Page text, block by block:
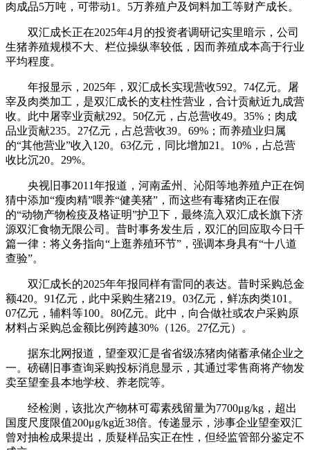
肉成品5万吨，可带动1。5万养殖户及饲料加工等财产成长。
双汇成长正在2025年4月的投资者调研记实里暗示，公司
生猪养殖规模不大、栏位操纵率较低，因而养殖成本高于行业
平均程度。
年报显示，2025年，双汇成长实现营收592。74亿元。屠
宰及肉类加工，是双汇成长的支柱性营业，合计贡献近九成营
收。此中屠宰业贡献292。50亿元，占总营收49。35%；肉成
品业贡献235。27亿元，占总营收39。69%；而养殖业归属
的“其他营业”收入120。63亿元，同比增加21。10%，占总营
收比沉20。29%。
央视旧事2011年报道，河南孟州、沁阳等地养殖户正在饲
猜中添加“瘦肉精”喂养“健美猪”，而这些有毒猪肉正在假
的“动物产物检疫及格证明”护卫下，最终流入双汇成长旗下济
源双汇食物无限公司。昔时事务发生后，双汇的回应取今日千
篇一律：将义务指向“上逛养殖环节”，强调本身具有“十八道
查验”。
双汇成长的2025年年报同样有雷同的表达。昔时采购总金
额420。91亿元，此中采购生猪219。03亿元，鲜冻肉类101。
07亿元，辅料等100。80亿元。此中，向合做社或农户采购原
材料占采购总金额比例跨越30%（126。27亿元）。
据东北网报道，望奎双汇是省省级冻猪肉储蓄承储企业之
一。磅礴旧事查询采购投标消息显示，其通过零售商将产物发
卖至望奎县本地学校、养老院等。
经检测，该批次产物林可霉素残留量为7700μg/kg，超出
国度尺度限值200μg/kg近38倍。传递显示，涉事企业望奎双汇
曾对抽检成果提出，质疑样品实正在性，但经监管部分鉴定不